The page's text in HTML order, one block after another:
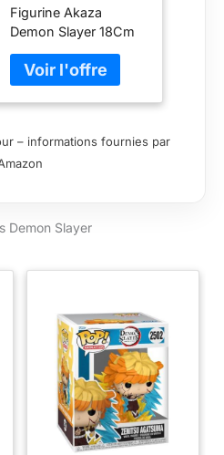
18Cm
Figurine Akaza
Demon Slayer 18Cm
– informations fournies par
Demon Slayer